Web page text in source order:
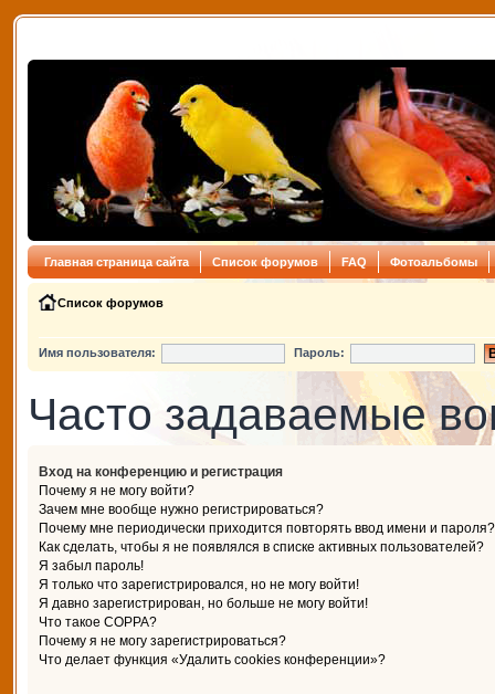
Главная страница сайта Список форумов FAQ Фотоальбомы
Список форумов
Имя пользователя: Пароль:
Часто задаваемые
Вход на конференцию и регистрация
Почему я не могу войти?
Зачем мне вообще нужно регистрироваться?
Почему мне периодически приходится повторять ввод имени и пароля?
Как сделать, чтобы я не появлялся в списке активных пользователей?
Я забыл пароль!
Я только что зарегистрировался, но не могу войти!
Я давно зарегистрирован, но больше не могу войти!
Что такое COPPA?
Почему я не могу зарегистрироваться?
Что делает функция «Удалить cookies конференции»?